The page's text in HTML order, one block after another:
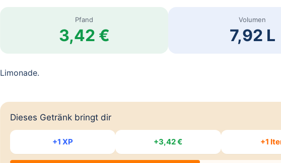
Pfand
3,42 €
Volumen
7,92 L
Limonade.
Dieses Getränk bringt dir
+1 XP +3,42 € +1